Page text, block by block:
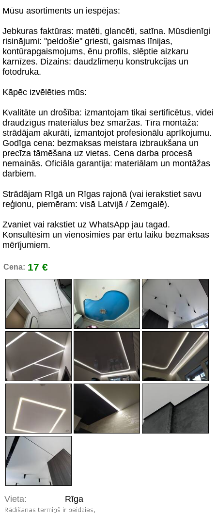
Mūsu asortiments un iespējas:
Jebkuras faktūras: matēti, glancēti, satīna. Mūsdienīgi
risinājumi: "peldošie" griesti, gaismas līnijas,
kontūrapgaismojums, ēnu profils, slēptie aizkaru
karnīzes. Dizains: daudzlīmeņu konstrukcijas un
fotodruka.
Kāpēc izvēlēties mūs:
Kvalitāte un drošība: izmantojam tikai sertificētus, videi
draudzīgus materiālus bez smaržas. Tīra montāža:
strādājam akurāti, izmantojot profesionālu aprīkojumu.
Godīga cena: bezmaksas meistara izbraukšana un
precīza tāmēšana uz vietas. Cena darba procesā
nemainās. Oficiāla garantija: materiālam un montāžas
darbiem.
Strādājam Rīgā un Rīgas rajonā (vai ierakstiet savu
reģionu, piemēram: visā Latvijā / Zemgalē).
Zvaniet vai rakstiet uz WhatsApp jau tagad.
Konsultēsim un vienosimies par ērtu laiku bezmaksas
mērījumiem.
Cena: 17 €
Vieta: Rīga